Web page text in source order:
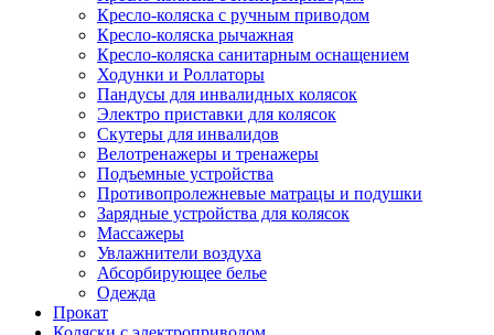
Кресло-коляска с ручным приводом
Кресло-коляска рычажная
Кресло-коляска санитарным оснащением
Ходунки и Роллаторы
Пандусы для инвалидных колясок
Электро приставки для колясок
Скутеры для инвалидов
Велотренажеры и тренажеры
Подъемные устройства
Противопролежневые матрацы и подушки
Зарядные устройства для колясок
Массажеры
Увлажнители воздуха
Абсорбирующее белье
Одежда
Прокат